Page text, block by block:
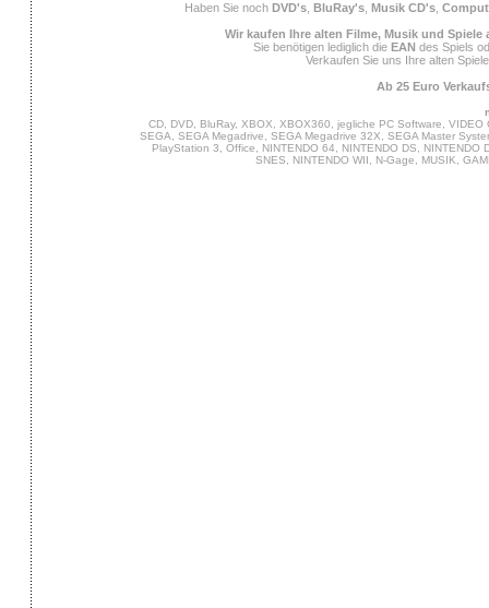
Haben Sie noch DVD's, BluRay's, Musik CD's,
Wir kaufen Ihre alten Filme, Musik und Spiele
Sie benötigen lediglich die EAN des Spiels
Verkaufen Sie uns Ihre alten
Ab 25 Euro
CD, DVD, BluRay, XBOX, XBOX360, jegliche PC Software,
SEGA, SEGA Megadrive, SEGA Megadrive 32X, SEGA Master
PlayStation 3, Office, NINTENDO 64, NINTENDO DS,
SNES, NINTENDO WII, N-Gage, MUSIK,